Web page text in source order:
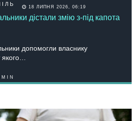
18 ЛИПНЯ 2026, 06:19
дістали змію з-під капота
допомогли власнику